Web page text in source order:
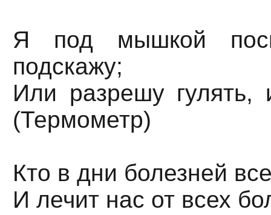
Я под мышкой
подскажу;
Или разрешу гулять,
(Термометр)
Кто в дни болезней
И лечит нас от всех